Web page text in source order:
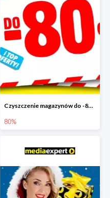
Czyszczenie magazynów do -80%
80%